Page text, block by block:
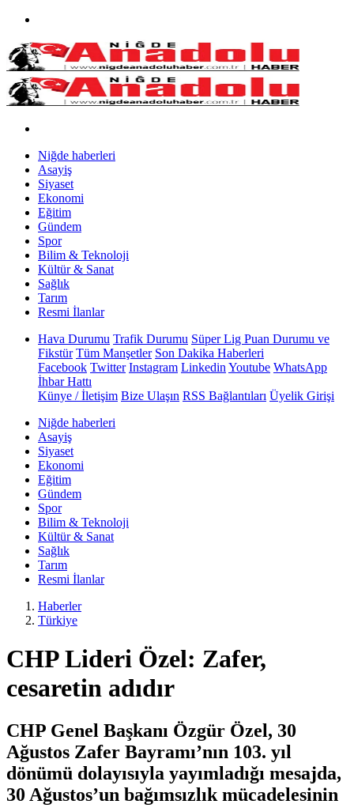
Niğde haberleri
Asayiş
Siyaset
Ekonomi
Eğitim
Gündem
Spor
Bilim & Teknoloji
Kültür & Sanat
Sağlık
Tarım
Resmi İlanlar
Hava Durumu Trafik Durumu Süper Lig Puan Durumu ve
Fikstür Tüm Manşetler Son Dakika Haberleri
Facebook Twitter Instagram Linkedin Youtube WhatsApp
İhbar Hattı
Künye / İletişim Bize Ulaşın RSS Bağlantıları Üyelik Girişi
Niğde haberleri
Asayiş
Siyaset
Ekonomi
Eğitim
Gündem
Spor
Bilim & Teknoloji
Kültür & Sanat
Sağlık
Tarım
Resmi İlanlar
Haberler
Türkiye
CHP Lideri Özel: Zafer,
cesaretin adıdır
CHP Genel Başkanı Özgür Özel, 30
Ağustos Zafer Bayramı’nın 103. yıl
dönümü dolayısıyla yayımladığı mesajda,
30 Ağustos’un bağımsızlık mücadelesinin